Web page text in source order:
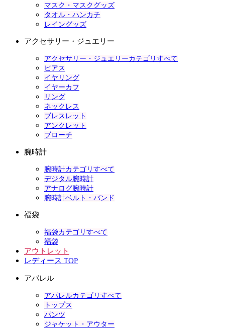
マスク・マスクグッズ
タオル・ハンカチ
レイングッズ
アクセサリー・ジュエリー
アクセサリー・ジュエリーカテゴリすべて
ピアス
イヤリング
イヤーカフ
リング
ネックレス
ブレスレット
アンクレット
ブローチ
腕時計
腕時計カテゴリすべて
デジタル腕時計
アナログ腕時計
腕時計ベルト・バンド
福袋
福袋カテゴリすべて
福袋
アウトレット
レディース TOP
アパレル
アパレルカテゴリすべて
トップス
パンツ
ジャケット・アウター